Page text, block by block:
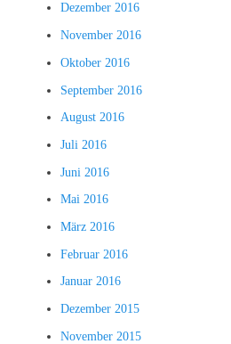
Dezember 2016
November 2016
Oktober 2016
September 2016
August 2016
Juli 2016
Juni 2016
Mai 2016
März 2016
Februar 2016
Januar 2016
Dezember 2015
November 2015